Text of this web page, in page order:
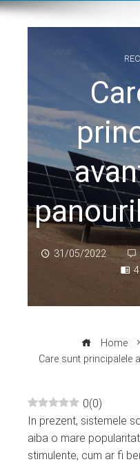
31/05/2022
Home
Care sunt principalele
0(0)
In prezent, sistemele
aiba o mare
stimulente, cum ar fi